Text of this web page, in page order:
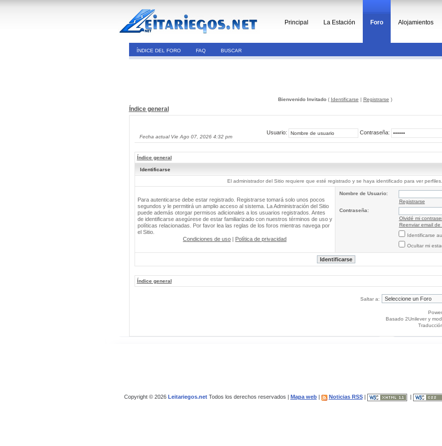
Principal La Estación Foro Alojamientos
ÍNDICE DEL FORO FAQ BUSCAR
Bienvenido Invitado( Identificarse | Registrarse )
Índice general
Fecha actual Vie Ago 07, 2026 4:32 pm
Usuario: Contraseña:
Índice general
Identificarse
El administrador del Sitio requiere que esté registrado y se haya identificado para ver perfiles.
Para autenticarse debe estar registrado. Registrarse tomará solo unos pocos
segundos y le permitirá un amplio acceso al sistema. La Administración del Sitio
puede además otorgar permisos adicionales a los usuarios registrados. Antes
de identificarse asegúrese de estar familiarizado con nuestros términos de uso y
políticas relacionadas. Por favor lea las reglas de los foros mientras navega por
el Sitio.
Condiciones de uso | Política de privacidad
Nombre de Usuario:
Registrarse
Contraseña:
Olvidé mi
Reenviar email de
Identificarse
Ocultar mi
Índice general
Saltar a:
Basado 2Unilever y
Copyright © 2026 Leitariegos.netTodos los derechos reservados | Mapa web| Noticias RSS|